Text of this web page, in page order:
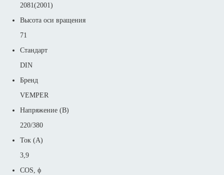
2081(2001)
Высота оси вращения
71
Стандарт
DIN
Бренд
VEMPER
Напряжение (В)
220/380
Ток (А)
3,9
COS, ϕ